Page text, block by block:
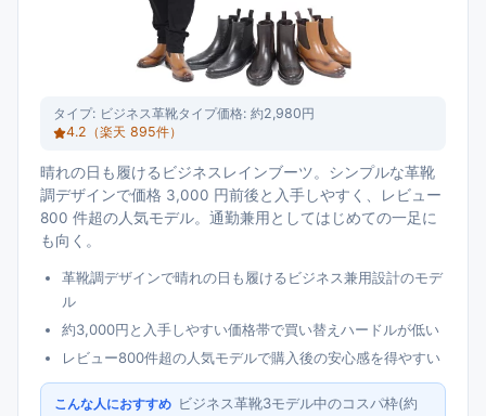
タイプ: ビジネス革靴タイプ価格: 約2,980円
4.2 （楽天 895件）
晴れの日も履けるビジネスレインブーツ。シンプルな革靴
調デザインで価格 3,000 円前後と入手しやすく、レビュー
800 件超の人気モデル。通勤兼用としてはじめての一足に
も向く。
革靴調デザインで晴れの日も履けるビジネス兼用設計のモデ
ル
約3,000円と入手しやすい価格帯で買い替えハードルが低い
レビュー800件超の人気モデルで購入後の安心感を得やすい
こんな人におすすめ ビジネス革靴3モデル中のコスパ枠(約